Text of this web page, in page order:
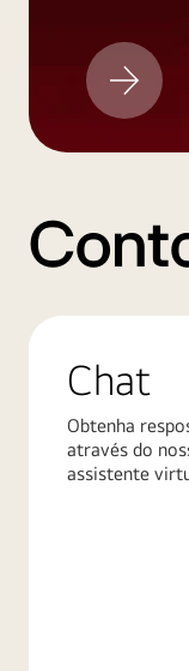
LG
Update
Chat
Obtenha
através do
assistente